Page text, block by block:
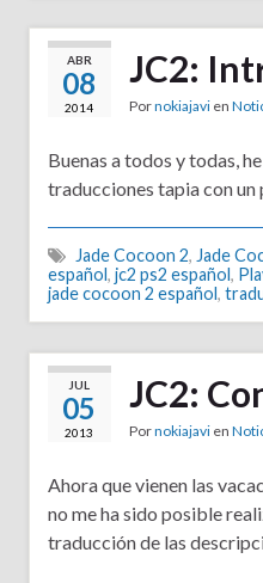
ABR
08
2014
JC2:
Pornokiajavien
Buenas a todos y todas,
traducciones tapia con un
Jade Cocoon 2, Jade
español, jc2 ps2 español,
jade cocoon 2 español,
JUL
05
2013
JC2:
Pornokiajavien
Ahora que vienen las
no me ha sido posible
traducción de las